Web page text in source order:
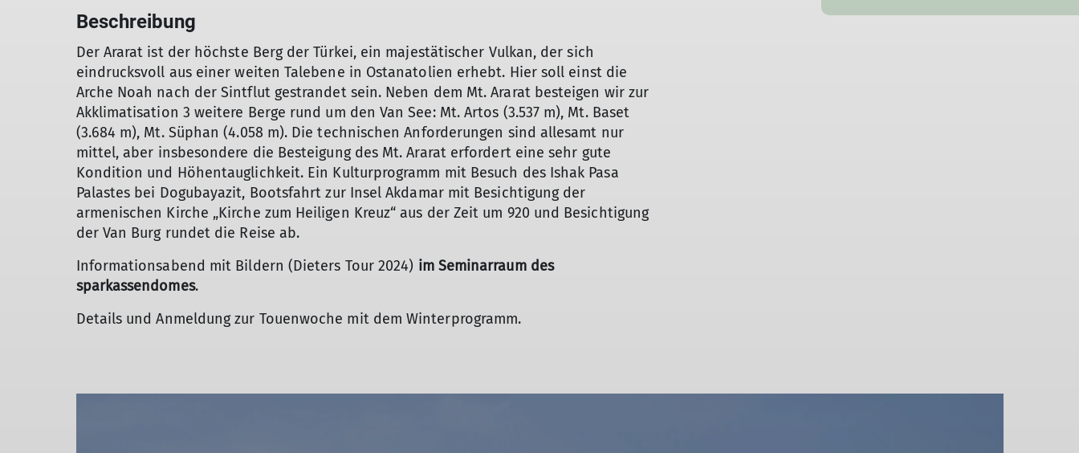
Beschreibung
Der Ararat ist der höchste Berg der Türkei, ein majestätischer Vulkan, der sich
eindrucksvoll aus einer weiten Talebene in Ostanatolien erhebt. Hier soll einst die
Arche Noah nach der Sintflut gestrandet sein. Neben dem Mt. Ararat besteigen wir zur
Akklimatisation 3 weitere Berge rund um den Van See: Mt. Artos (3.537 m), Mt. Baset
(3.684 m), Mt. Süphan (4.058 m). Die technischen Anforderungen sind allesamt nur
mittel, aber insbesondere die Besteigung des Mt. Ararat erfordert eine sehr gute
Kondition und Höhentauglichkeit. Ein Kulturprogramm mit Besuch des Ishak Pasa
Palastes bei Dogubayazit, Bootsfahrt zur Insel Akdamar mit Besichtigung der
armenischen Kirche „Kirche zum Heiligen Kreuz“ aus der Zeit um 920 und Besichtigung
der Van Burg rundet die Reise ab.
Informationsabend mit Bildern (Dieters Tour 2024) im Seminarraum des
sparkassendomes.
Details und Anmeldung zur Touenwoche mit dem Winterprogramm.